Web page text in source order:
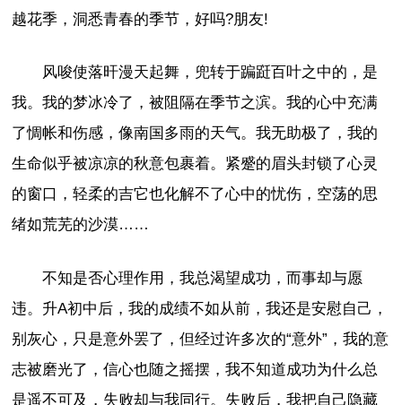
越花季，洞悉青春的季节，好吗?朋友!
风唆使落旰漫天起舞，兜转于蹁跹百叶之中的，是
我。我的梦冰冷了，被阻隔在季节之滨。我的心中充满
了惆帐和伤感，像南国多雨的天气。我无助极了，我的
生命似乎被凉凉的秋意包裹着。紧蹙的眉头封锁了心灵
的窗口，轻柔的吉它也化解不了心中的忧伤，空荡的思
绪如荒芜的沙漠……
不知是否心理作用，我总渴望成功，而事却与愿
违。升A初中后，我的成绩不如从前，我还是安慰自己，
别灰心，只是意外罢了，但经过许多次的“意外”，我的意
志被磨光了，信心也随之摇摆，我不知道成功为什么总
是遥不可及，失败却与我同行。失败后，我把自己隐藏